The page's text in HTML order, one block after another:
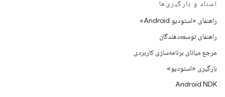
اسناد و بارگیری‌ها
راهنمای «استودیو Android»
راهنمای توسعه‌دهندگان
مرجع میانای برنامه‌سازی کاربردی
بارگیری «استودیو»
Android NDK